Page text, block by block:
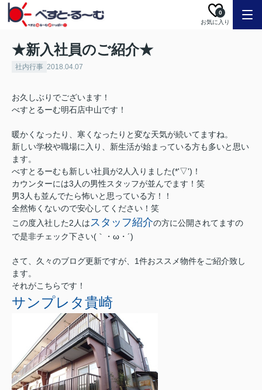
お気に入り
0
★新入社員のご紹介★
社内行事 2018.04.07
お久しぶりでございます！
べすとるーむ明石店中山です！
暖かくなったり、寒くなったりと変な天気が続いてますね。
新しい学校や職場に入り、新生活が始まっている方も多いと思い
ます。
べすとるーむも新しい社員が2人入りました(*'▽')！
カウンターには3人の男性スタッフが並んでます！笑
男3人も並んでたら怖いと思っている方！！
全然怖くないので安心してください！笑
この度入社した2人はスタッフ紹介の方に公開されてますの
で是非チェック下さい(｀・ω・´)
さて、久々のブログ更新ですが、1件おススメ物件をご紹介致し
ます。
それがこちらです！
サンプレタ貴崎